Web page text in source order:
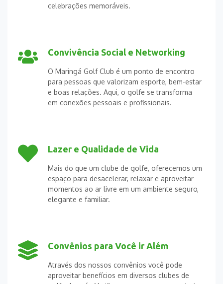
celebrações memoráveis.
Convivência Social e Networking
O Maringá Golf Club é um ponto de encontro
para pessoas que valorizam esporte, bem-estar
e boas relações. Aqui, o golfe se transforma
em conexões pessoais e profissionais.
Lazer e Qualidade de Vida
Mais do que um clube de golfe, oferecemos um
espaço para desacelerar, relaxar e aproveitar
momentos ao ar livre em um ambiente seguro,
elegante e familiar.
Convênios para Você ir Além
Através dos nossos convênios você pode
aproveitar benefícios em diversos clubes de